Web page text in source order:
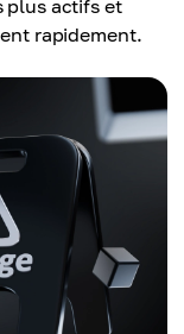
plus actifs et
rapidement.